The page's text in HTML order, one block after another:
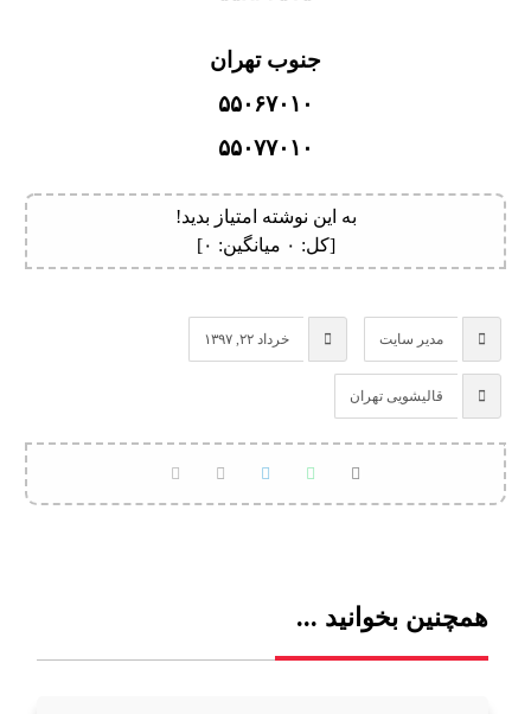
جنوب تهران
۵۵۰۶۷۰۱۰
۵۵۰۷۷۰۱۰
به این نوشته امتیاز بدید!
[کل: ۰ میانگین: ۰]
مدیر سایت خرداد ۲۲, ۱۳۹۷
قالیشویی تهران
همچنین بخوانید ...